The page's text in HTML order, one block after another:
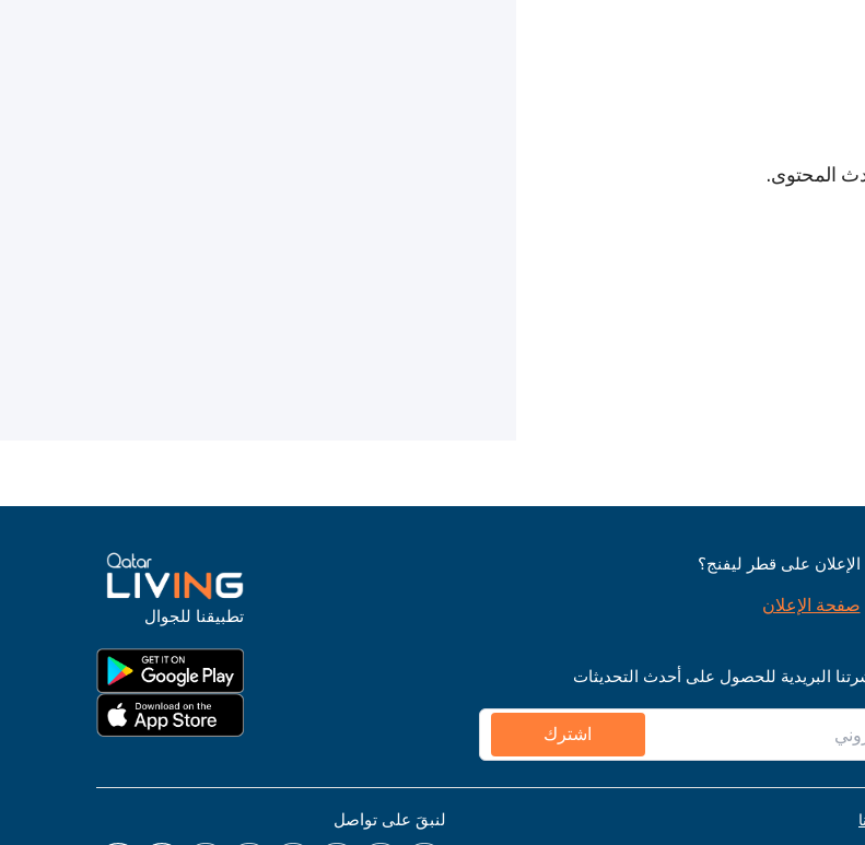
المحتوى.
على قطر ليفنج؟
صفحة الإعلان
البريدية للحصول على أحدث التحديثات
اشترك
تطبيقنا للجوال
لنبقَ على تواصل